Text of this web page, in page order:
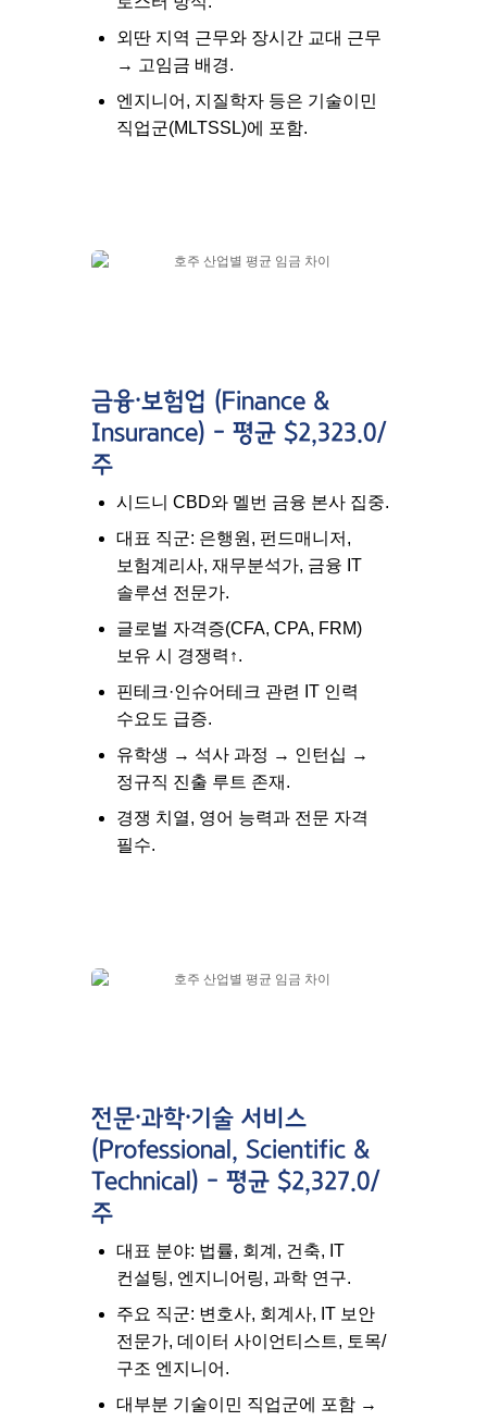
외딴 지역 근무와 장시간 교대 근무
→ 고임금 배경.
엔지니어, 지질학자 등은 기술이민
직업군(MLTSSL)에 포함.
금융·보험업 (Finance &
Insurance) – 평균 $2,323.0/
주
시드니 CBD와 멜번 금융 본사 집중.
대표 직군: 은행원, 펀드매니저,
보험계리사, 재무분석가, 금융 IT
솔루션 전문가.
글로벌 자격증(CFA, CPA, FRM)
보유 시 경쟁력↑.
핀테크·인슈어테크 관련 IT 인력
수요도 급증.
유학생 → 석사 과정 → 인턴십 →
정규직 진출 루트 존재.
경쟁 치열, 영어 능력과 전문 자격
필수.
전문·과학·기술 서비스
(Professional, Scientific &
Technical) – 평균 $2,327.0/
주
대표 분야: 법률, 회계, 건축, IT
컨설팅, 엔지니어링, 과학 연구.
주요 직군: 변호사, 회계사, IT 보안
전문가, 데이터 사이언티스트, 토목/
구조 엔지니어.
대부분 기술이민 직업군에 포함 →